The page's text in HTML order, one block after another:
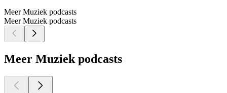
Meer Muziek podcasts
Meer Muziek podcasts
Meer Muziek podcasts